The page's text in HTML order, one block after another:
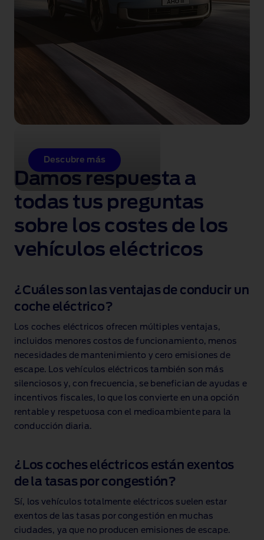
Descubre más
Damos respuesta a
todas tus preguntas
sobre los costes de los
vehículos eléctricos
¿Cuáles son las ventajas de conducir un
coche eléctrico?
Los coches eléctricos ofrecen múltiples ventajas,
incluidos menores costos de funcionamiento, menos
necesidades de mantenimiento y cero emisiones de
escape. Los vehículos eléctricos también son más
silenciosos y, con frecuencia, se benefician de ayudas e
incentivos fiscales, lo que los convierte en una opción
rentable y respetuosa con el medioambiente para la
conducción diaria.
¿Los coches eléctricos están exentos
de la tasas por congestión?
Sí, los vehículos totalmente eléctricos suelen estar
exentos de las tasas por congestión en muchas
ciudades, ya que no producen emisiones de escape.